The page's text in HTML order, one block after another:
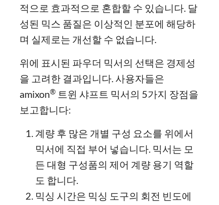
적으로 효과적으로 혼합할 수 있습니다. 달
성된 믹스 품질은 이상적인 분포에 해당하
며 실제로는 개선할 수 없습니다.
위에 표시된 파우더 믹서의 선택은 경제성
을 고려한 결과입니다. 사용자들은
amixon® 트윈 샤프트 믹서의 5가지 장점을
보고합니다:
계량 후 많은 개별 구성 요소를 위에서
믹서에 직접 부어 넣습니다. 믹서는 모
든 대형 구성품의 제어 계량 용기 역할
도 합니다.
믹싱 시간은 믹싱 도구의 회전 빈도에